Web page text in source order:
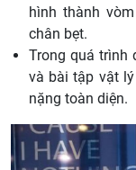
hình thành
chân bẹt.
Trong quá trình
và bài tập vật
nặng toàn diện.